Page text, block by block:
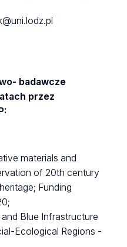
badawcze
przez
materials and
of 20th century
Funding
Blue Infrastructure
Ecological Regions -